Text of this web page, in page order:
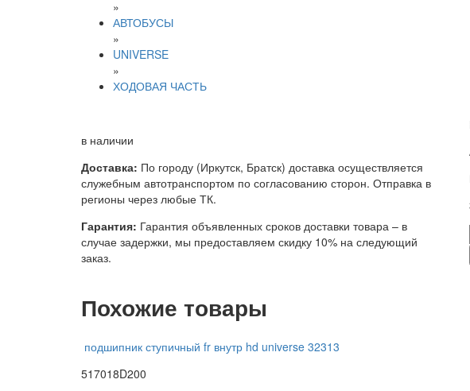
»
АВТОБУСЫ
»
UNIVERSE
»
ХОДОВАЯ ЧАСТЬ
в наличии
Доставка: По городу (Иркутск, Братск) доставка осуществляется
служебным автотранспортом по согласованию сторон. Отправка в
регионы через любые ТК.
Гарантия: Гарантия объявленных сроков доставки товара – в
случае задержки, мы предоставляем скидку 10% на следующий
заказ.
Похожие товары
подшипник ступичный fr внутр hd universe 32313
517018D200